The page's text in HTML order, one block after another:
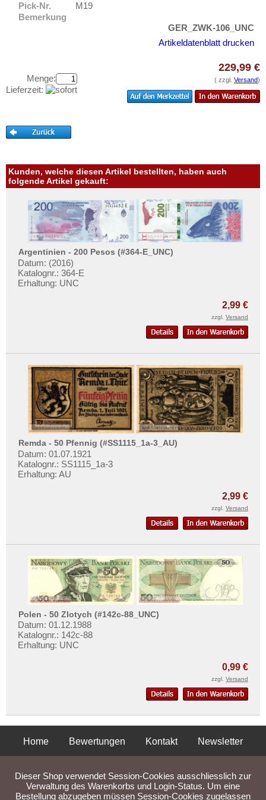
Deutsches Städtenotgeld
Testbanknoten
Banknotenbriefe
Gutscheine
Kontakt
Preislisten
Ankauf
Erhaltungsgrade
Gratisbanknoten
FAQ
Mehr über...
AGB
Impressum
Pick-Nr.
M19
Bemerkung
GER_ZWK-106_UNC
Artikeldatenblatt drucken
Menge:
Lieferzeit:
229,99 €
( zzgl. Versand)
Kunden, welche diesen Artikel bestellten, haben auch
folgende Artikel gekauft:
Argentinien - 200 Pesos (#364-E_UNC)
Datum: (2016)
Katalognr.: 364-E
Erhaltung: UNC
2,99 €
zzgl. Versand
Remda - 50 Pfennig (#SS1115_1a-3_AU)
Datum: 01.07.1921
Katalognr.: SS1115_1a-3
Erhaltung: AU
2,99 €
zzgl. Versand
Polen - 50 Zlotych (#142c-88_UNC)
Datum: 01.12.1988
Katalognr.: 142c-88
Erhaltung: UNC
0,99 €
zzgl. Versand
Home Bewertungen Kontakt
Newsletter
Liefer- und Versandkosten
Dieser Shop verwendet Session-Cookies ausschliesslich zur
Verwaltung des Warenkorbs und Login-Status. Um eine
Bestellung abzugeben müssen Session-Cookies zugelassen